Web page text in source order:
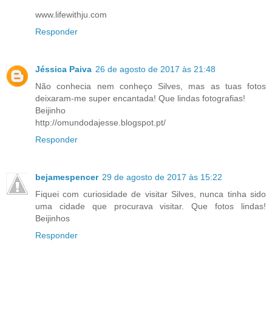
www.lifewithju.com
Responder
Jéssica Paiva 26 de agosto de 2017 às 21:48
Não conhecia nem conheço Silves, mas as tuas fotos
deixaram-me super encantada! Que lindas fotografias!
Beijinho
http://omundodajesse.blogspot.pt/
Responder
bejamespencer 29 de agosto de 2017 às 15:22
Fiquei com curiosidade de visitar Silves, nunca tinha sido
uma cidade que procurava visitar. Que fotos lindas!
Beijinhos
Responder